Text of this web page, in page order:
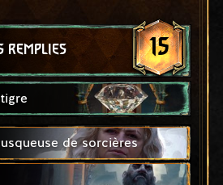
remplies 15
de sorcières